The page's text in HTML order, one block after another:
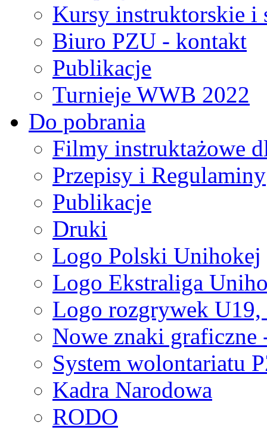
Kursy instruktorskie i
Biuro PZU - kontakt
Publikacje
Turnieje WWB 2022
Do pobrania
Filmy instruktażowe
Przepisy i Regulaminy
Publikacje
Druki
Logo Polski Unihokej
Logo Ekstraliga
Logo rozgrywek
Nowe znaki graficzne
System wolontariatu
Kadra Narodowa
RODO